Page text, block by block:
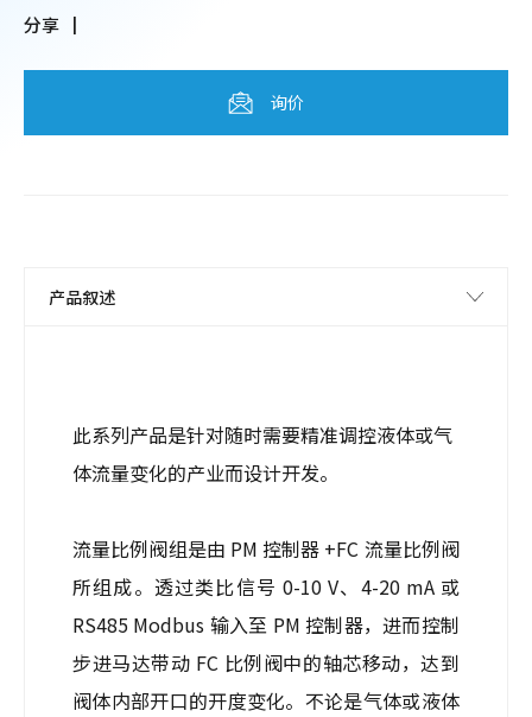
分享
询价
此系列产品是针对随时需要精准调控液体或气
体流量变化的产业而设计开发。
流量比例阀组是由 PM 控制器 +FC 流量比例阀
所组成。透过类比信号 0-10 V、4-20 mA 或
RS485 Modbus 输入至 PM 控制器，进而控制
步进马达带动 FC 比例阀中的轴芯移动，达到
阀体内部开口的开度变化。不论是气体或液体